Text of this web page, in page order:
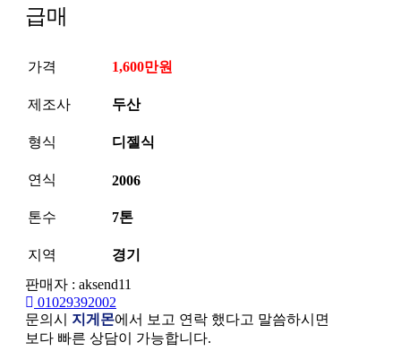
급매
가격 1,600만원
제조사 두산
형식 디젤식
연식 2006
톤수 7톤
지역
경기
판매자 : aksend11
01029392002
문의시 지게몬에서 보고 연락 했다고 말씀하시면
보다 빠른 상담이 가능합니다.